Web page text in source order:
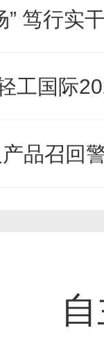
笃行实
工国际
品召回